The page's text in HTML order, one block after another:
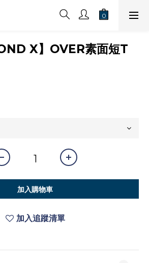
X】OVER素面短T
加入購物車
加入追蹤清單